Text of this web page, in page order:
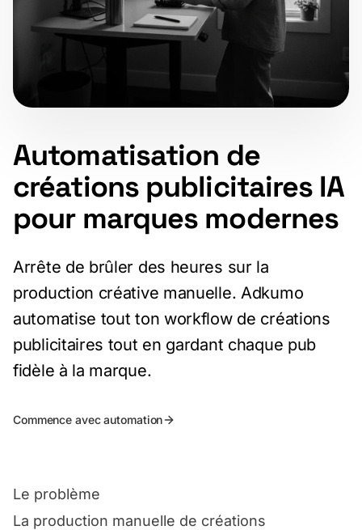
Automatisation de
créations publicitaires IA
pour marques modernes
Arrête de brûler des heures sur la
production créative manuelle. Adkumo
automatise tout ton workflow de créations
publicitaires tout en gardant chaque pub
fidèle à la marque.
Commence avec automation
Le problème
La production manuelle de créations